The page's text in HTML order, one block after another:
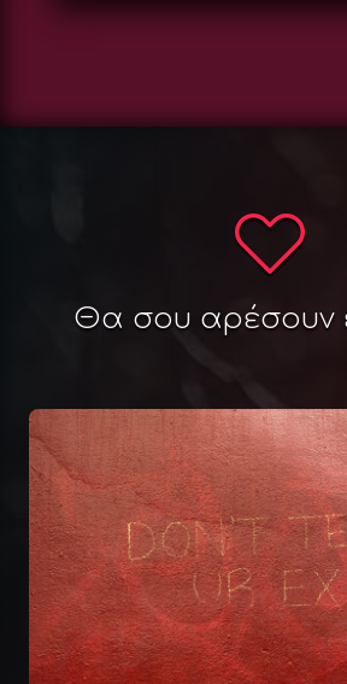
Θα σου αρέσουν